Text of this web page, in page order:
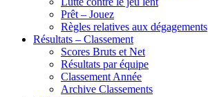
Prêt – Jouez
Règles relatives aux dégagements
Résultats – Classement
Scores Bruts et Net
Résultats par équipe
Classement Année
Archive Classements